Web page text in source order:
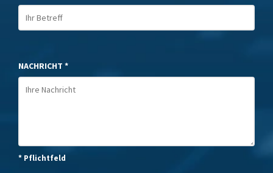
NACHRICHT *
* Pflichtfeld